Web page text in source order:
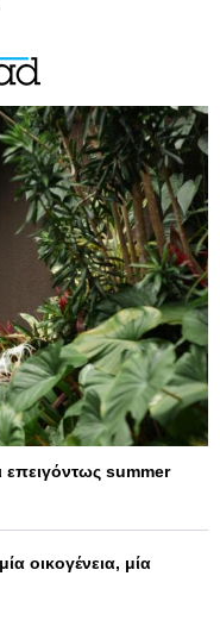
επειγόντως summer
οικογένεια, μία